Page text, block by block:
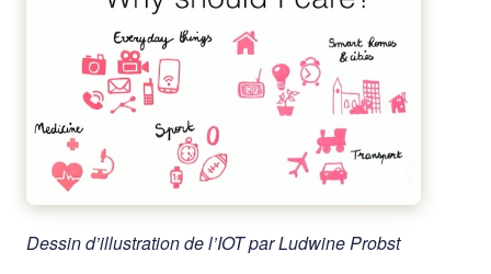
Dessin d’illustration de l’IOT par Ludwine Probst